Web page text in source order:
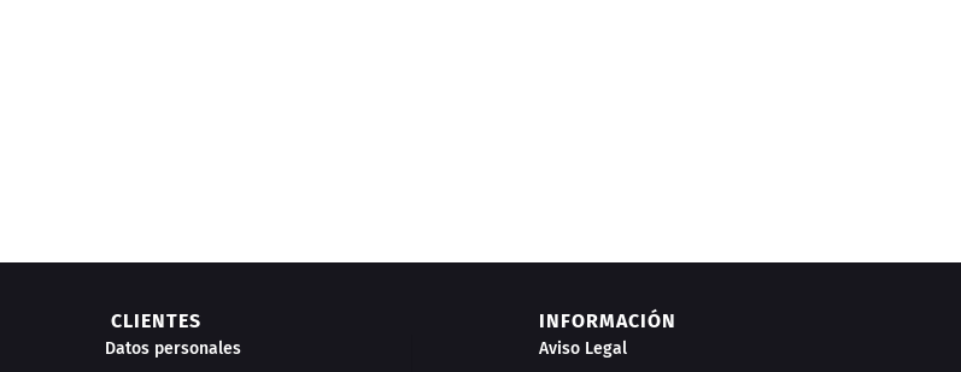
CLIENTES
Datos personales
INFORMACIÓN
Aviso Legal